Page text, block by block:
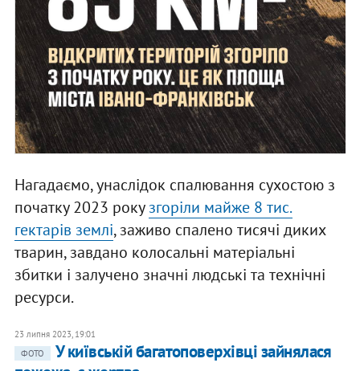
Нагадаємо, унаслідок спалювання сухостою з
початку 2023 рокузгоріли майже 8 тис.
гектарів землі, заживо спалено тисячі диких
тварин, завдано колосальні матеріальні
збитки і залучено значні людські та технічні
ресурси.
23 липня 2023, 19:01
ФОТО
У київській багатоповерхівці зайнялася